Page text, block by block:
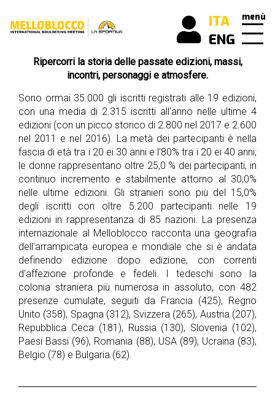
ITA
ENG
menù
scopri
Melloblocco
news
come
arrivare
buone
pratiche
mello
history
i
nostri
sponsor
accoglienza
regolamento
Ripercorri la storia delle passate edizioni, massi,
incontri, personaggi e atmosfere.
Sono ormai 35.000 gli iscritti registrati alle 19 edizioni,
con una media di 2.315 iscritti all'anno nelle ultime 4
edizioni (con un picco storico di 2.800 nel 2017 e 2.600
nel 2011 e nel 2016). La metà dei partecipanti è nella
fascia di età tra i 20 ei 30 anni e l'80% tra i 20 ei 40 anni;
le donne rappresentano oltre 25,0 % dei partecipanti, in
continuo incremento e stabilmente attorno al 30,0%
nelle ultime edizioni. Gli stranieri sono più del 15,0%
degli iscritti con oltre 5.200 partecipanti nelle 19
edizioni in rappresentanza di 85 nazioni. La presenza
internazionale al Melloblocco racconta una geografia
dell'arrampicata europea e mondiale che si è andata
definendo edizione dopo edizione, con correnti
d'affezione profonde e fedeli. I tedeschi sono la
colonia straniera più numerosa in assoluto, con 482
presenze cumulate, seguiti da Francia (425), Regno
Unito (358), Spagna (312), Svizzera (265), Austria (207),
Repubblica Ceca (181), Russia (130), Slovenia (102),
Paesi Bassi (96), Romania (88), USA (89), Ucraina (83),
Belgio (78) e Bulgaria (62).